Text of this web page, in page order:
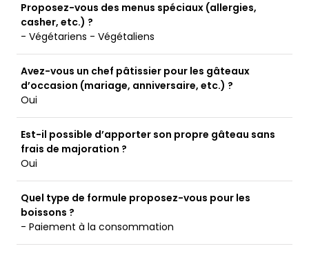
Proposez-vous des menus spéciaux (allergies,
casher, etc.) ?
- Végétariens - Végétaliens
Avez-vous un chef pâtissier pour les gâteaux
d’occasion (mariage, anniversaire, etc.) ?
Oui
Est-il possible d’apporter son propre gâteau sans
frais de majoration ?
Oui
Quel type de formule proposez-vous pour les
boissons ?
- Paiement à la consommation